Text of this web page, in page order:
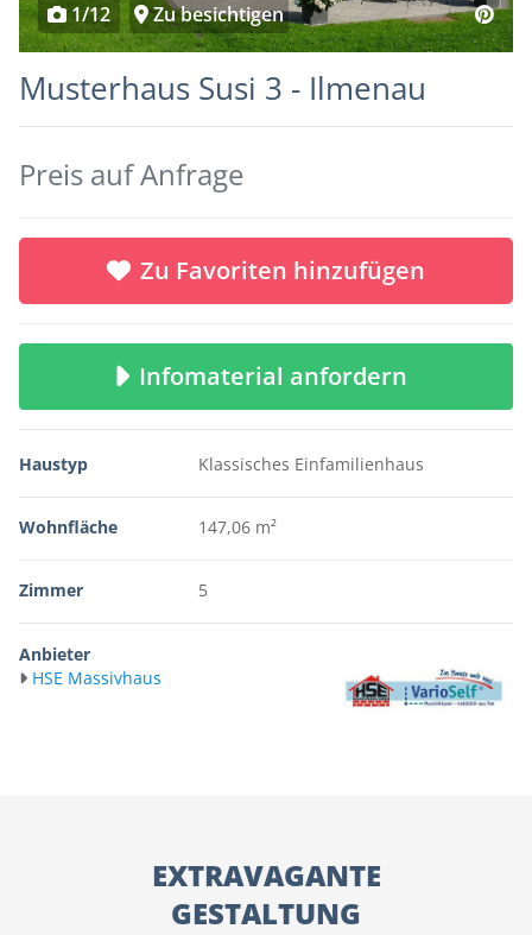
1/12 Zu besichtigen
Musterhaus Susi 3 - Ilmenau
Preis auf Anfrage
Zu Favoriten hinzufügen
Infomaterial anfordern
Haustyp Klassisches Einfamilienhaus
Wohnfläche 147,06 m²
Zimmer 5
Anbieter
HSE Massivhaus
EXTRAVAGANTE
GESTALTUNG